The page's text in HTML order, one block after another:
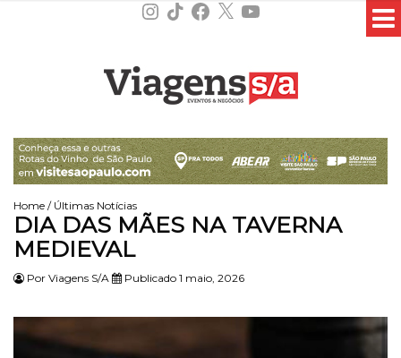
Instagram
TikTokFacebook
X YouTube
Home / Últimas Notícias
DIA DAS MÃES NA TAVERNA
MEDIEVAL
Por Viagens S/A Publicado 1 maio, 2026